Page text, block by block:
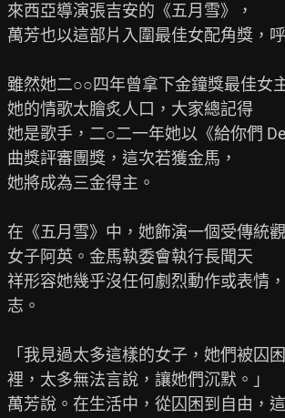
來西亞導演張吉安的《五月雪》，
萬芳也以這部片入圍最佳女配角獎，
雖然她二○○四年曾拿下金鐘獎最佳女
她的情歌太膾炙人口，大家總記得
她是歌手，二○二一年她以《給你們
曲獎評審團獎，這次若獲金馬，
她將成為三金得主。
在《五月雪》中，她飾演一個受傳統
女子阿英。金馬執委會執行長聞天
祥形容她幾乎沒任何劇烈動作或表情
志。
「我見過太多這樣的女子，她們被囚
裡，太多無法言說，讓她們沉默。」
萬芳說。在生活中，從囚困到自由，